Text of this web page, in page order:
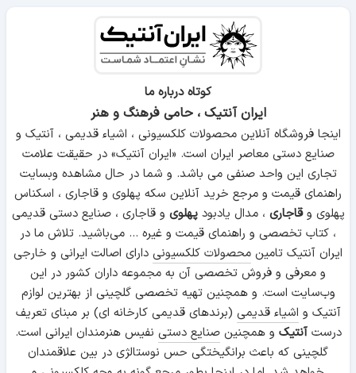
کوتاه درباره ما
ایران آنتیک ، حامی فرهنگ و هنر
اینجا فروشگاه آنلاین محصولات کلکسیونی ، اشیاء قدیمی ، آنتیک و
صنایع دستی معاصر ایران است. «ایران آنتیک» در حقیقت علامت
تجاری این واحد صنفی می باشد. و شما در حال مشاهده وبسایت
راهنمای قیمت و مرجع خرید آنلاین سکه پهلوی و قاجاری ، اسکناس
پهلوی وقاجاری ، مدال یادبودپهلوی و قاجاری ، صنایع دستی قدیمی
، کتاب تخصصی و راهنمای قیمت و غیره ... می‌باشید. تلاش ما در
ایران آنتیک تامین محصولات کلکسیونی دارای اصالت ایرانی و خارجی
و معرفی و فروش تخصصی آن به مجموعه داران کشور در این
وب‌سایت است. و همچنین تهیه تخصصی گلچینی از بهترین لوازم
آنتیک و اشیاء قدیمی (برندهای قدیمی کارخانه ای) بر مبنای تعریف
درستآنتیک و همچنینصنایع دستی نفیس هنرمندان ایرانی است.
گلچینی که باعث برانگیختگی حس نوستالژی در بین علاقمندان